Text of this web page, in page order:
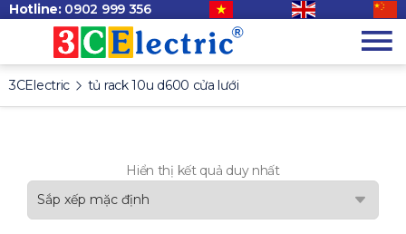
Hotline: 0902 999 356
3CElectric tủ rack 10u d600 cửa lưới
Hiển thị kết quả duy nhất